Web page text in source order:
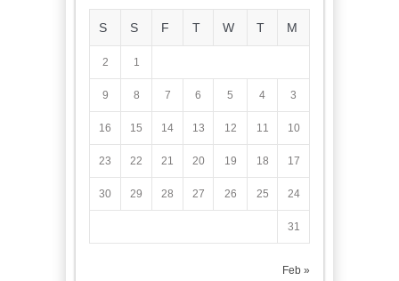
M
T
W
T
F
S
S
1
2
3
4
5
6
7
8
9
10
11
12
13
14
15
16
17
18
19
20
21
22
23
24
25
26
27
28
29
30
31
« Feb